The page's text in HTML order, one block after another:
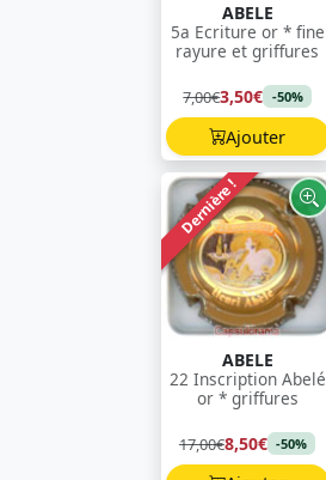
ABELE
5a Ecriture or * fine
rayure et griffures
7,00€3,50€ -50%
Ajouter
Dernière !
ABELE
22 Inscription Abelé
or * griffures
17,00€8,50€ -50%